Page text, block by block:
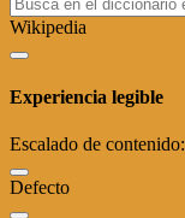
Wikipedia
Experiencia legible
Escalado de contenido:
Defecto